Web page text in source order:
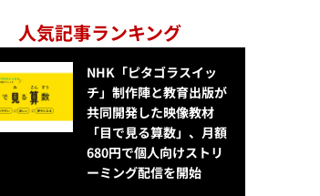
人気記事ランキング
NHK「ピタゴラスイッ
チ」制作陣と教育出版が
共同開発した映像教材
「目で見る算数」、月額
680円で個人向けストリ
ーミング配信を開始